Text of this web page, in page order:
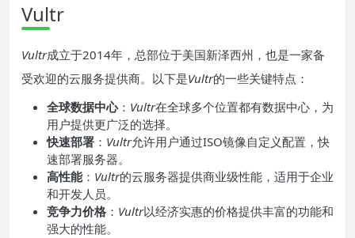
Vultr
Vultr成立于2014年，总部位于美国新泽西州，也是一家备
受欢迎的云服务提供商。以下是Vultr的一些关键特点：
全球数据中心： Vultr在全球多个位置都有数据中心，为
用户提供更广泛的选择。
快速部署 ： Vultr允许用户通过ISO镜像自定义配置，快
速部署服务器。
高性能： Vultr的云服务器提供商业级性能，适用于企业
和开发人员。
竞争力价格 ： Vultr以经济实惠的价格提供丰富的功能和
强大的性能。